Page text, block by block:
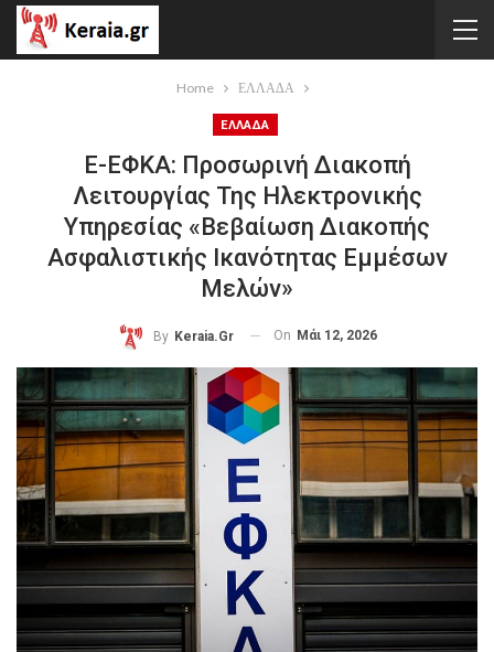
Home ΕΛΛΑΔΑ
ΕΛΛΑΔΑ
E-ΕΦΚΑ: Προσωρινή Διακοπή
Λειτουργίας Της Ηλεκτρονικής
Υπηρεσίας «Βεβαίωση Διακοπής
Ασφαλιστικής Ικανότητας Εμμέσων
Μελών»
By Keraia.gr On Μάι 12, 2026